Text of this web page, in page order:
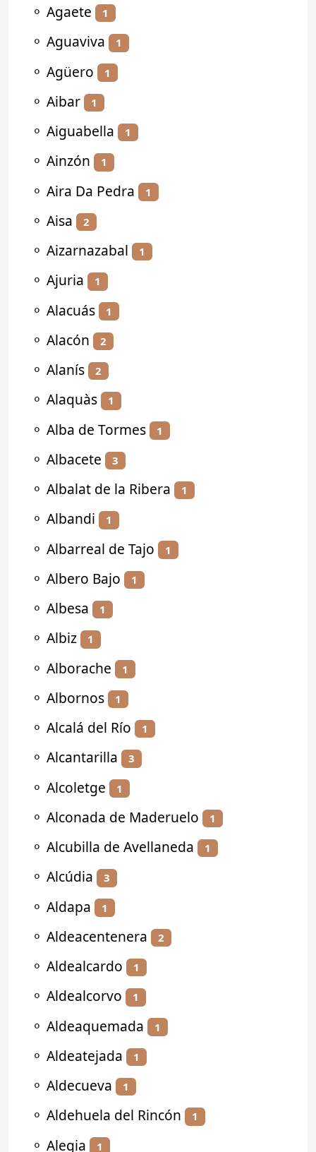
⚬ Agaete 1
⚬ Aguaviva 1
⚬ Agüero 1
⚬ Aibar 1
⚬ Aiguabella 1
⚬ Ainzón 1
⚬ Aira Da Pedra 1
⚬ Aisa 2
⚬ Aizarnazabal 1
⚬ Ajuria 1
⚬ Alacuás 1
⚬ Alacón 2
⚬ Alanís 2
⚬ Alaquàs 1
⚬ Alba de Tormes 1
⚬ Albacete 3
⚬ Albalat de la Ribera 1
⚬ Albandi 1
⚬ Albarreal de Tajo 1
⚬ Albero Bajo 1
⚬ Albesa 1
⚬ Albiz 1
⚬ Alborache 1
⚬ Albornos 1
⚬ Alcalá del Río 1
⚬ Alcantarilla 3
⚬ Alcoletge 1
⚬ Alconada de Maderuelo 1
⚬ Alcubilla de Avellaneda 1
⚬ Alcúdia 3
⚬ Aldapa 1
⚬ Aldeacentenera 2
⚬ Aldealcardo 1
⚬ Aldealcorvo 1
⚬ Aldeaquemada 1
⚬ Aldeatejada 1
⚬ Aldecueva 1
⚬ Aldehuela del Rincón 1
⚬ Alegia 1